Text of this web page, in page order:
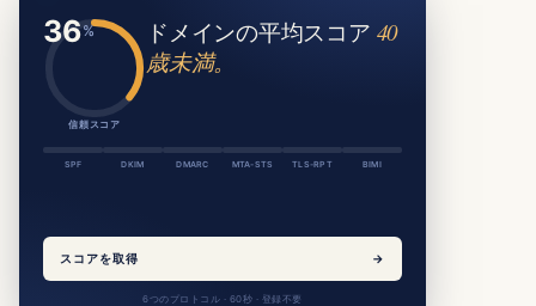
信頼スコア
ドメインの平均スコア 40
歳未満。
SPF DKIM DMARC MTA-STS TLS-RPT BIMI
スコアを取得 →
6つのプロトコル · 60秒 · 登録不要